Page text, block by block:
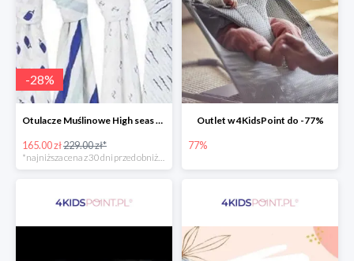
-28%
Otulacze Muślinowe High seas 4 szt.
165.00 zł229.00 zł*
*najniższa cena z 30 dni przed obniżką
Outlet w 4KidsPoint do -77%
77%